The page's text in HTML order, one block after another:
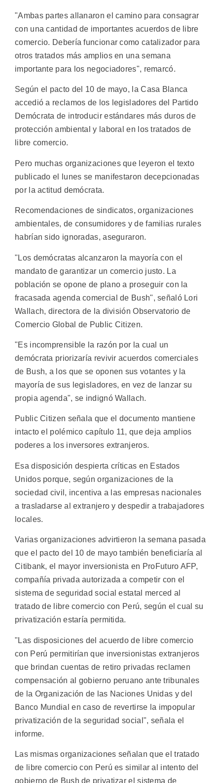
"Ambas partes allanaron el camino para consagrar
con una cantidad de importantes acuerdos de libre
comercio. Debería funcionar como catalizador para
otros tratados más amplios en una semana
importante para los negociadores", remarcó.
Según el pacto del 10 de mayo, la Casa Blanca
accedió a reclamos de los legisladores del Partido
Demócrata de introducir estándares más duros de
protección ambiental y laboral en los tratados de
libre comercio.
Pero muchas organizaciones que leyeron el texto
publicado el lunes se manifestaron decepcionadas
por la actitud demócrata.
Recomendaciones de sindicatos, organizaciones
ambientales, de consumidores y de familias rurales
habrían sido ignoradas, aseguraron.
"Los demócratas alcanzaron la mayoría con el
mandato de garantizar un comercio justo. La
población se opone de plano a proseguir con la
fracasada agenda comercial de Bush", señaló Lori
Wallach, directora de la división Observatorio de
Comercio Global de Public Citizen.
"Es incomprensible la razón por la cual un
demócrata priorizaría revivir acuerdos comerciales
de Bush, a los que se oponen sus votantes y la
mayoría de sus legisladores, en vez de lanzar su
propia agenda", se indignó Wallach.
Public Citizen señala que el documento mantiene
intacto el polémico capítulo 11, que deja amplios
poderes a los inversores extranjeros.
Esa disposición despierta críticas en Estados
Unidos porque, según organizaciones de la
sociedad civil, incentiva a las empresas nacionales
a trasladarse al extranjero y despedir a trabajadores
locales.
Varias organizaciones advirtieron la semana pasada
que el pacto del 10 de mayo también beneficiaría al
Citibank, el mayor inversionista en ProFuturo AFP,
compañía privada autorizada a competir con el
sistema de seguridad social estatal merced al
tratado de libre comercio con Perú, según el cual su
privatización estaría permitida.
"Las disposiciones del acuerdo de libre comercio
con Perú permitirían que inversionistas extranjeros
que brindan cuentas de retiro privadas reclamen
compensación al gobierno peruano ante tribunales
de la Organización de las Naciones Unidas y del
Banco Mundial en caso de revertirse la impopular
privatización de la seguridad social", señala el
informe.
Las mismas organizaciones señalan que el tratado
de libre comercio con Perú es similar al intento del
gobierno de Bush de privatizar el sistema de